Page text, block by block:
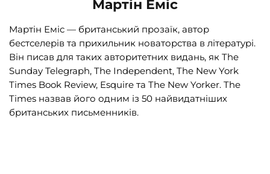
Книги для підлітків (240)
Науково-популярна література (1015)
Навчальна література та посібники (527)
Енциклопедії, довідники, словники (55)
Подарункові сертифікати (1)
Мартін Еміс
Мартін Еміс — британський прозаїк, автор
бестселерів та прихильник новаторства в літературі.
Він писав для таких авторитетних видань, як The
Sunday Telegraph, The Independent, The New York
Times Book Review, Esquire та The New Yorker. The
Times назвав його одним із 50 найвидатніших
британських письменників.